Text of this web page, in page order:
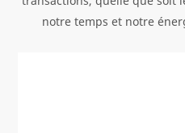
notre temps et notre